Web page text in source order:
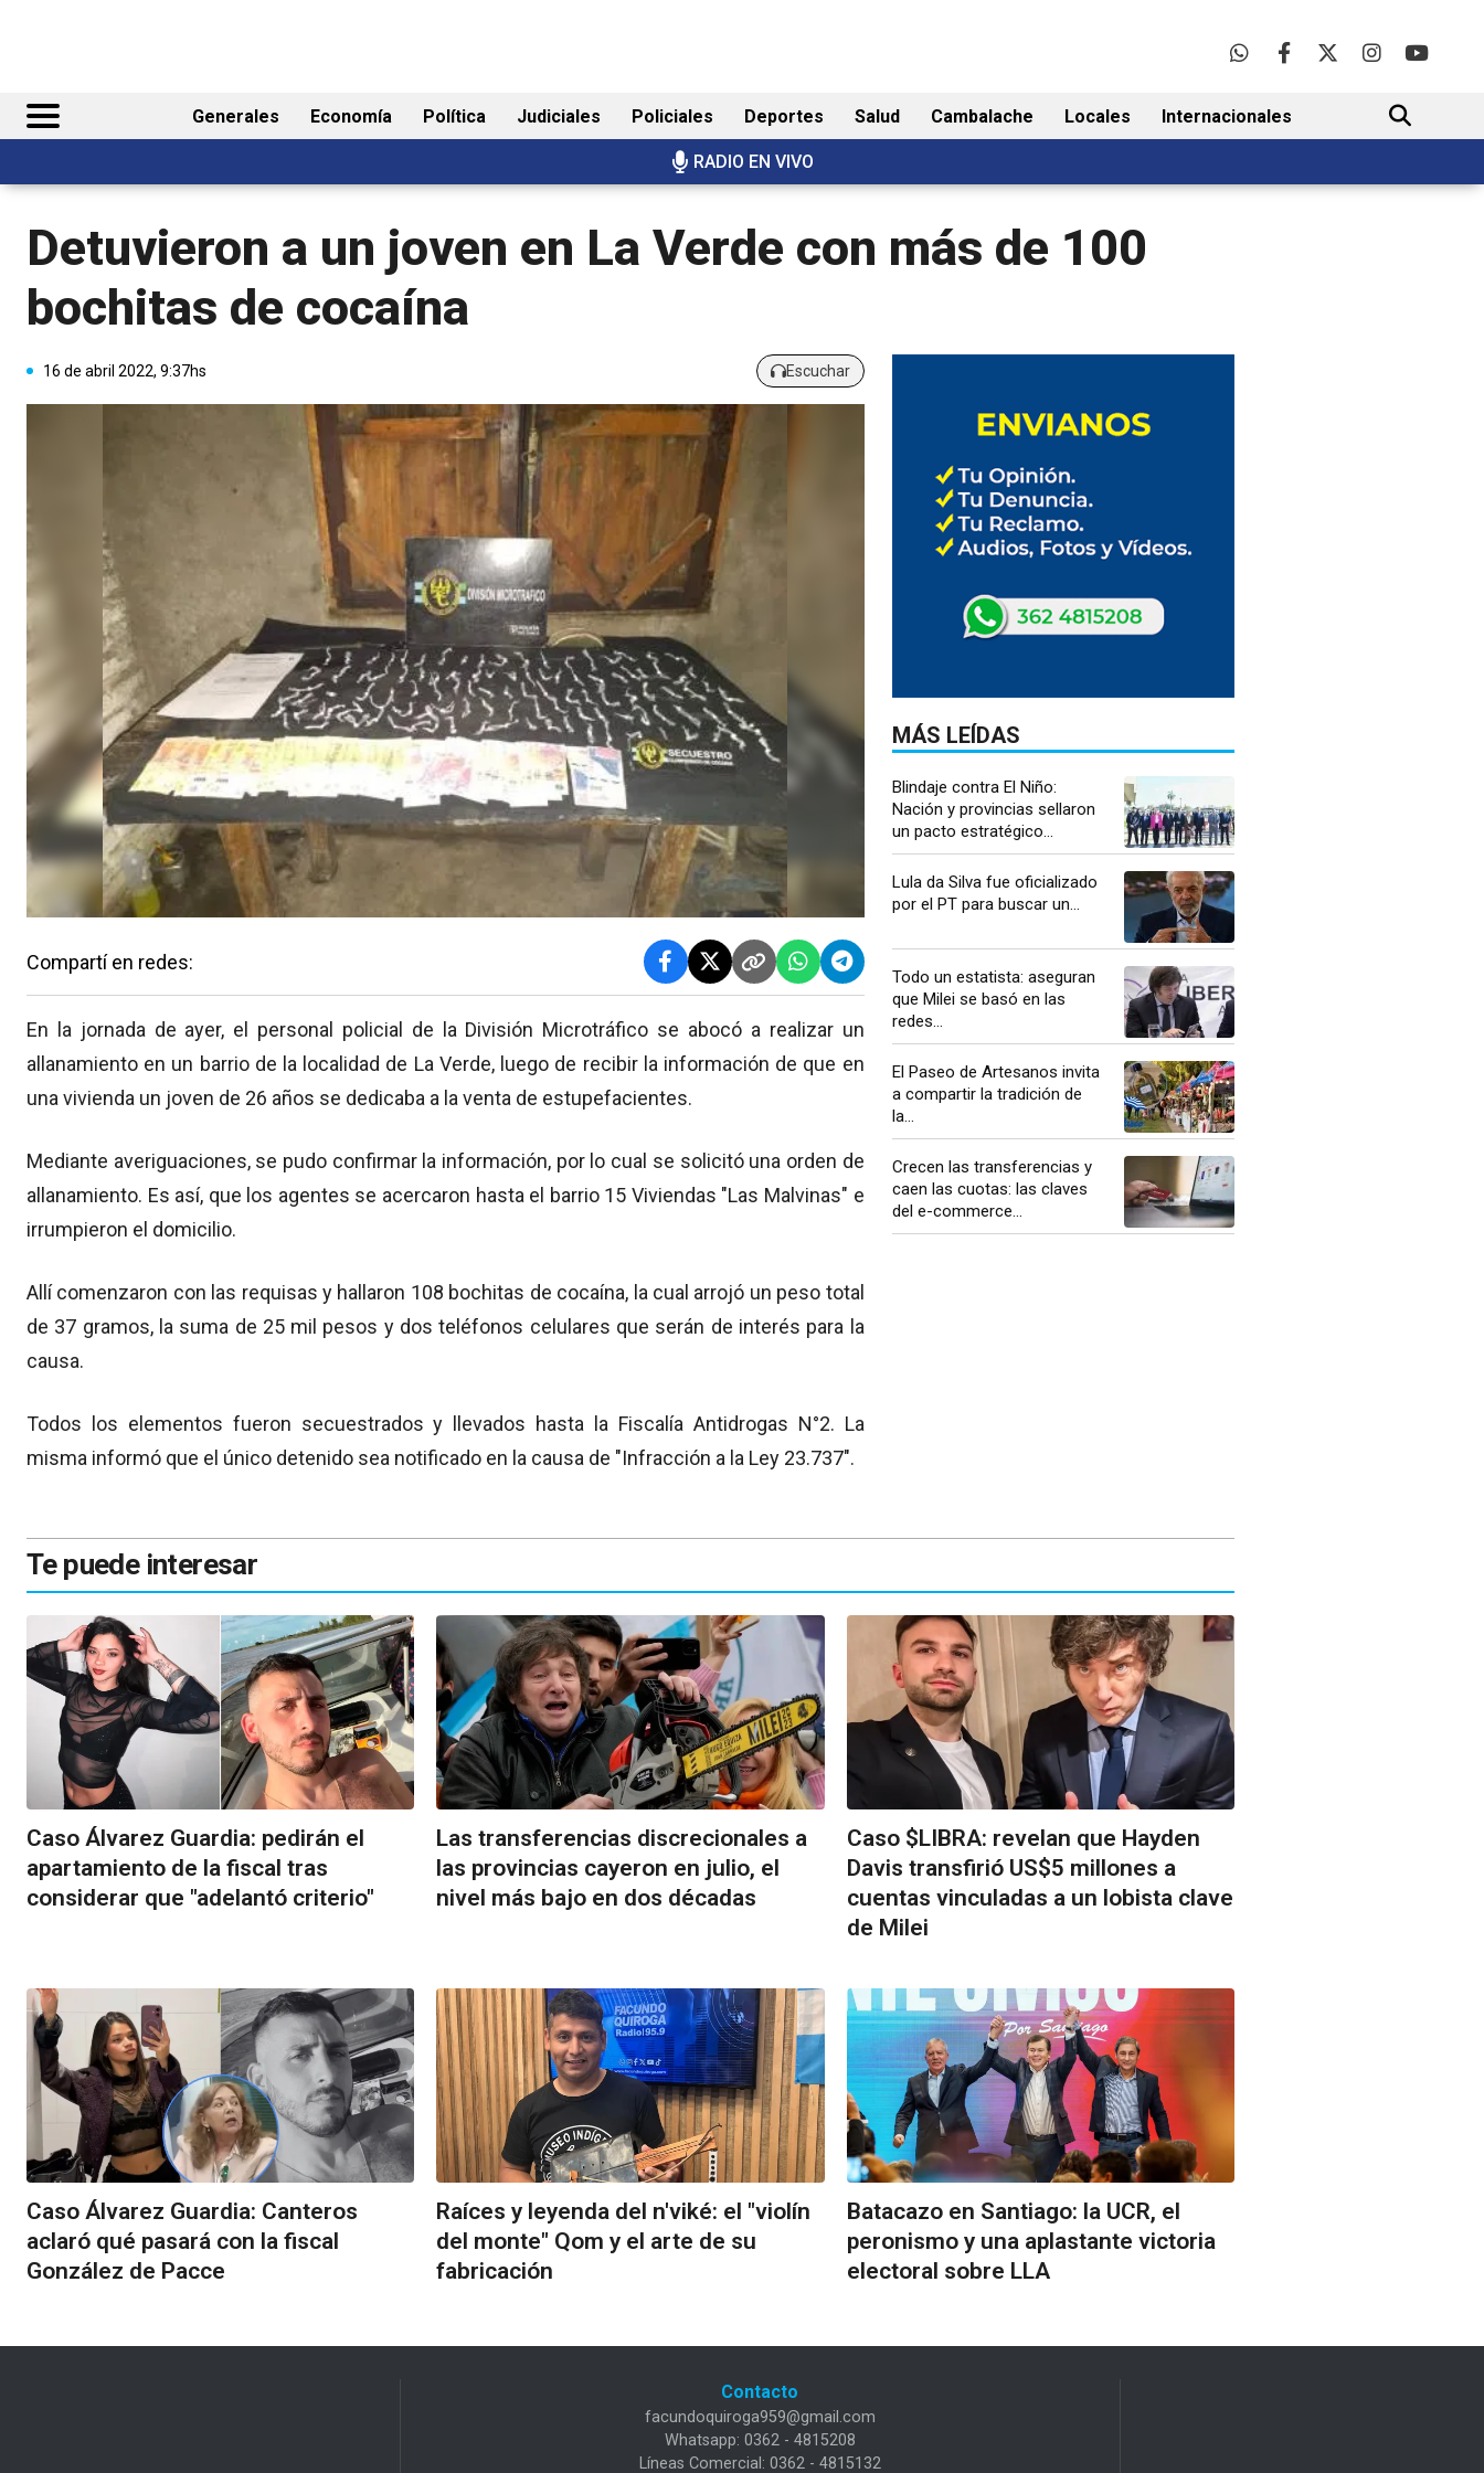
Generales Economía Política Judiciales Policiales Deportes Salud Cambalache Locales Internacionales
RADIO EN VIVO
BUSCAR
Detuvieron a un joven en La Verde con más de 100
bochitas de cocaína
16 de abril 2022, 9:37hs Escuchar
Compartí en redes:
En la jornada de ayer, el personal policial de la División Microtráfico se abocó a realizar un
allanamiento en un barrio de la localidad de La Verde, luego de recibir la información de que en
una vivienda un joven de 26 años se dedicaba a la venta de estupefacientes.
Mediante averiguaciones, se pudo confirmar la información, por lo cual se solicitó una orden de
allanamiento. Es así, que los agentes se acercaron hasta el barrio 15 Viviendas "Las Malvinas" e
irrumpieron el domicilio.
Allí comenzaron con las requisas y hallaron 108 bochitas de cocaína, la cual arrojó un peso total
de 37 gramos, la suma de 25 mil pesos y dos teléfonos celulares que serán de interés para la
causa.
Todos los elementos fueron secuestrados y llevados hasta la Fiscalía Antidrogas N°2. La
misma informó que el único detenido sea notificado en la causa de "Infracción a la Ley 23.737".
MÁS LEÍDAS
Blindaje contra El Niño:
Nación y provincias sellaron
un pacto estratégico...
Lula da Silva fue oficializado
por el PT para buscar un...
Todo un estatista: aseguran
que Milei se basó en las
redes...
El Paseo de Artesanos invita
a compartir la tradición de
la...
Crecen las transferencias y
caen las cuotas: las claves
del e-commerce...
Te puede interesar
Caso Álvarez Guardia: pedirán el
apartamiento de la fiscal tras
considerar que "adelantó criterio"
Las transferencias discrecionales a
las provincias cayeron en julio, el
nivel más bajo en dos décadas
Caso $LIBRA: revelan que Hayden
Davis transfirió US$5 millones a
cuentas vinculadas a un lobista clave
de Milei
Caso Álvarez Guardia: Canteros
aclaró qué pasará con la fiscal
González de Pacce
Raíces y leyenda del n'viké: el "violín
del monte" Qom y el arte de su
fabricación
Batacazo en Santiago: la UCR, el
peronismo y una aplastante victoria
electoral sobre LLA
Contacto
facundoquiroga959@gmail.com
Whatsapp: 0362 - 4815208
Líneas Comercial: 0362 - 4815132